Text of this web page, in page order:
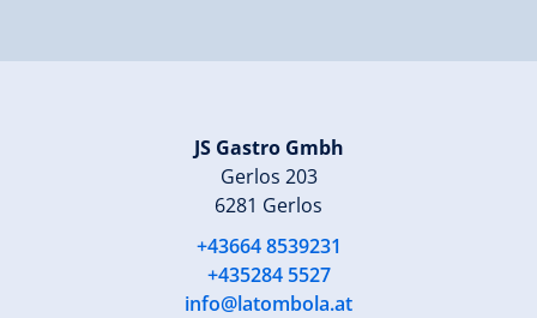
JS Gastro Gmbh
Gerlos 203
6281 Gerlos
+43664 8539231
+435284 5527
info@latombola.at